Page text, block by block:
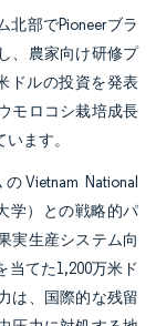
北部でPioneerブラ
、農家向け研修プ
ドルの投資を発表
モロコシ栽培成長
ます。
Vietnam National
学）との戦略的パ
実生産システム向
てた1,200万米ド
は、国際的な残留